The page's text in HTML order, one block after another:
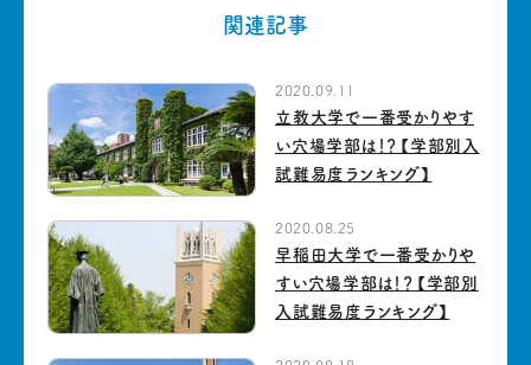
関連記事
2020.09.11
立教大学で一番受かりやす
い穴場学部は！？【学部別入
試難易度ランキング】
2020.08.25
早稲田大学で一番受かりや
すい穴場学部は！？【学部別
入試難易度ランキング】